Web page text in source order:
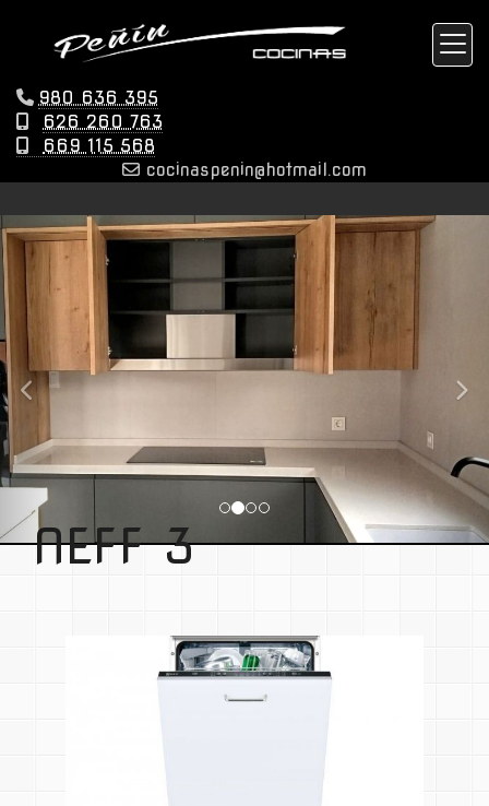
980 636 395
626 260 763
669 115 568
cocinaspenin
hotmail.com
prev
NEFF 3